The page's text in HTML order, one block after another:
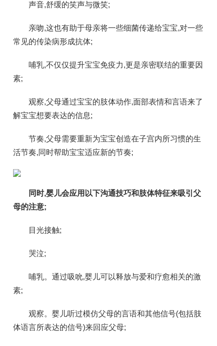
声音,舒缓的笑声与微笑;
亲吻,这也有助于母亲将一些细菌传递给宝宝,对一些
常见的传染病形成抗体;
哺乳,不仅仅提升宝宝免疫力,更是亲密联结的重要因
素;
观察,父母通过宝宝的肢体动作,面部表情和言语来了
解宝宝想要表达的信息;
节奏,父母需要重新为宝宝创造在子宫内所习惯的生
活节奏,同时帮助宝宝适应新的节奏;
同时,婴儿会应用以下沟通技巧和肢体特征来吸引父
母的注意;
目光接触;
哭泣;
哺乳。通过吸吮,婴儿可以释放与爱和疗愈相关的激
素;
观察。婴儿听过模仿父母的言语和其他信号(包括肢
体语言所表达的信号)来回应父母;